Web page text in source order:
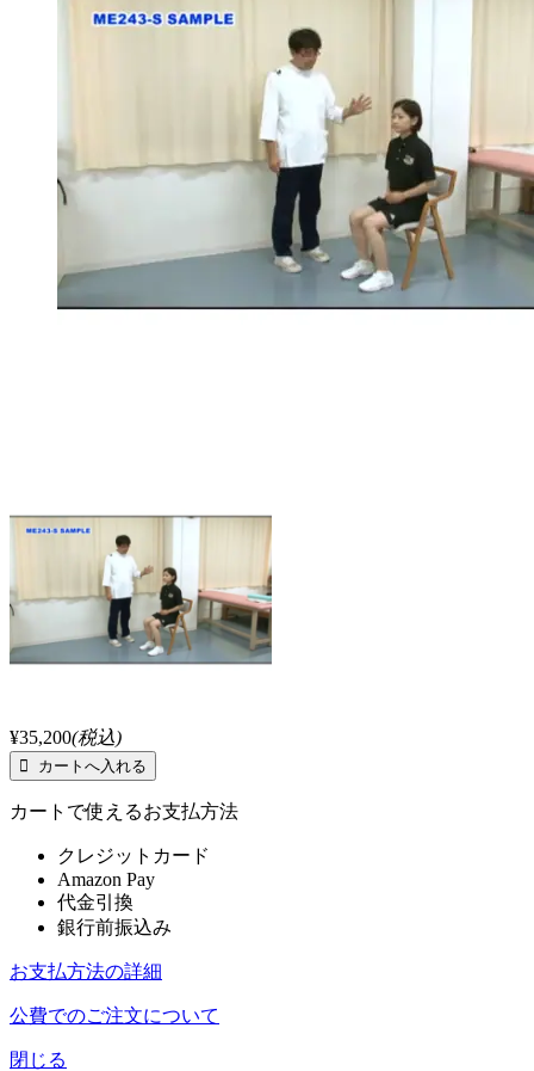
¥35,200(税込)
カートで使えるお支払方法
クレジットカード
Amazon Pay
代金引換
銀行前振込み
お支払方法の詳細
公費でのご注文について
閉じる